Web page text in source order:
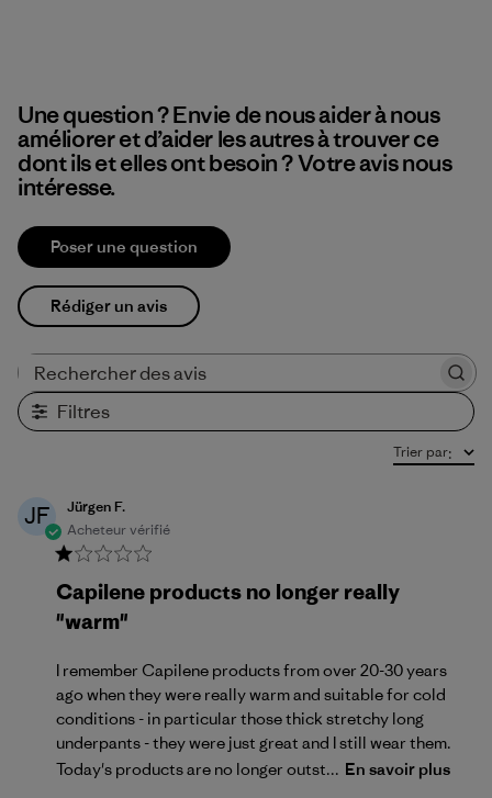
Une question ? Envie de nous aider à nous
améliorer et d’aider les autres à trouver ce
dont ils et elles ont besoin ? Votre avis nous
intéresse.
Poser une question
Rédiger un avis
Filtres
Trier par:
JF
Jürgen F.
Acheteur vérifié
Capilene products no longer really
"warm"
I remember Capilene products from over 20-30 years
ago when they were really warm and suitable for cold
conditions - in particular those thick stretchy long
underpants - they were just great and I still wear them.
Today's products are no longer outst... En savoir plus